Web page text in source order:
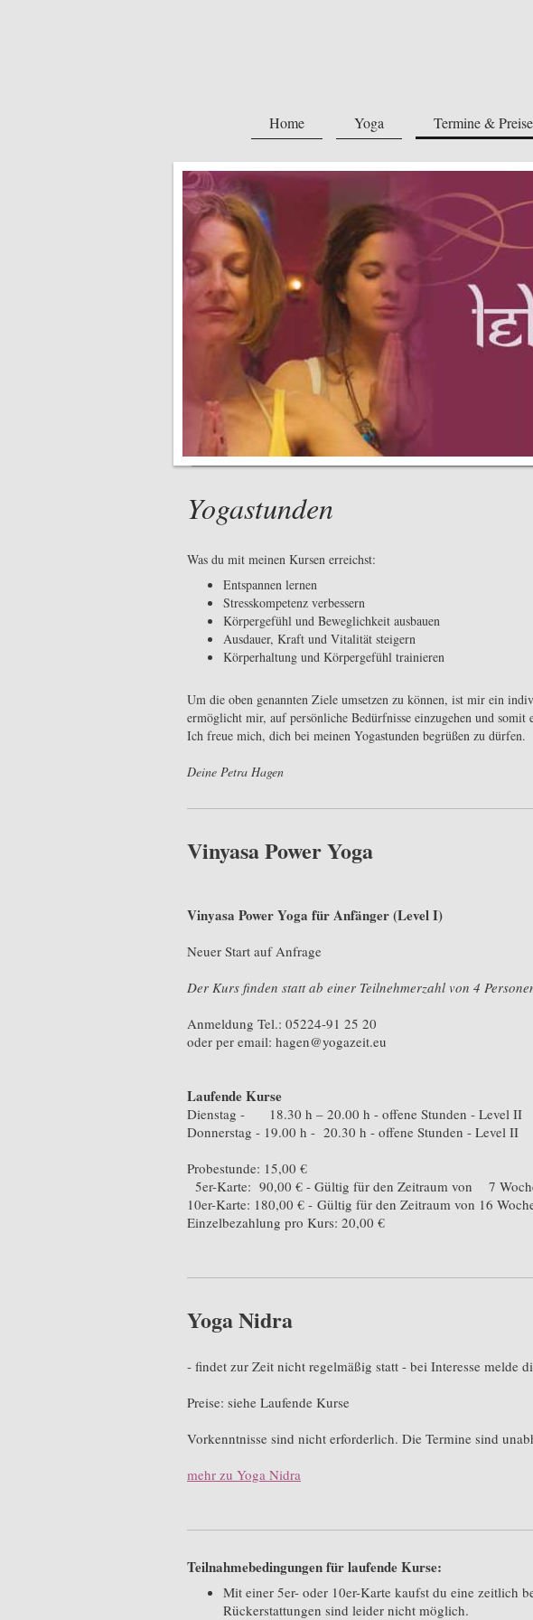
Home Yoga Termine & Preise
Yogastunden
Was du mit meinen Kursen erreichst:
Entspannen lernen
Stresskompetenz verbessern
Körpergefühl und Beweglichkeit ausbauen
Ausdauer, Kraft und Vitalität steigern
Körperhaltung und Körpergefühl trainieren
Um die oben genannten Ziele umsetzen zu können, ist mir ein
ermöglicht mir, auf persönliche Bedürfnisse einzugehen und
Ich freue mich, dich bei meinen Yogastunden begrüßen zu dürfen.
Deine Petra Hagen
Vinyasa Power Yoga
Vinyasa Power Yoga für Anfänger (Level I)
Neuer Start auf Anfrage
Der Kurs finden statt ab einer Teilnehmerzahl von 4
Anmeldung Tel.: 05224-91 25 20
oder per email: hagen@yogazeit.eu
Laufende Kurse
Dienstag - 18.30 h – 20.00 h - offene Stunden - Level II
Donnerstag - 19.00 h - 20.30 h - offene Stunden - Level II
Probestunde: 15,00 €
5er-Karte: 90,00 € - Gültig für den Zeitraum von 7
10er-Karte: 180,00 € - Gültig für den Zeitraum von 16
Einzelbezahlung pro Kurs: 20,00 €
Yoga Nidra
- findet zur Zeit nicht regelmäßig statt - bei Interesse melde
Preise: siehe Laufende Kurse
Vorkenntnisse sind nicht erforderlich. Die Termine sind
mehr zu Yoga Nidra
Teilnahmebedingungen für laufende Kurse:
Mit einer 5er- oder 10er-Karte kaufst du eine zeitlich
Rückerstattungen sind leider nicht möglich.